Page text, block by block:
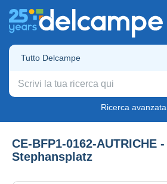
Tutto Delcampe
Ricerca avanzata
CE-BFP1-0162-AUTRICHE
Stephansplatz